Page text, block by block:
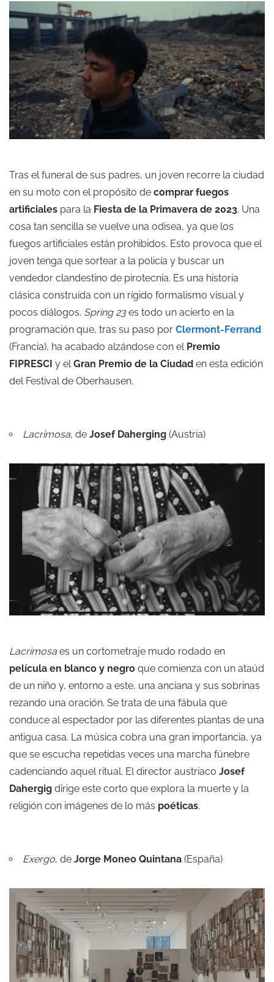
Tras el funeral de sus padres, un joven recorre la ciudad
en su moto con el propósito de comprar fuegos
artificiales para la Fiesta de la Primavera de 2023. Una
cosa tan sencilla se vuelve una odisea, ya que los
fuegos artificiales están prohibidos. Esto provoca que el
joven tenga que sortear a la policía y buscar un
vendedor clandestino de pirotecnia. Es una historia
clásica construida con un rígido formalismo visual y
pocos diálogos. Spring 23es todo un acierto en la
programación que, tras su paso por Clermont-Ferrand
(Francia), ha acabado alzándose con el Premio
FIPRESCI y elGran Premio de la Ciudad en esta edición
del Festival de Oberhausen.
Lacrimosa, de Josef Daherging (Austria)
Lacrimosa es un cortometraje mudo rodado en
película en blanco y negro que comienza con un ataúd
de un niño y, entorno a este, una anciana y sus sobrinas
rezando una oración. Se trata de una fábula que
conduce al espectador por las diferentes plantas de una
antigua casa. La música cobra una gran importancia, ya
que se escucha repetidas veces una marcha fúnebre
cadenciando aquel ritual. El director austriaco Josef
Dahergig dirige este corto que explora la muerte y la
religión con imágenes de lo más poéticas.
Exergo, de Jorge Moneo Quintana (España)